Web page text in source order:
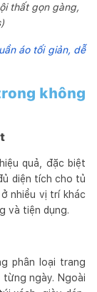
thất gọn gàng,
áo tối giản, dễ
không
quả, đặc biệt
diện tích cho tủ
nhiều vị trí khác
và tiện dụng.
phân loại trang
ngày. Ngoài